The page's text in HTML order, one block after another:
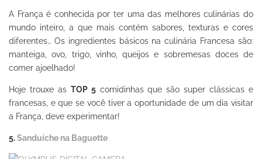
A França é conhecida por ter uma das melhores culinárias do
mundo inteiro, a que mais contém sabores, texturas e cores
diferentes… Os ingredientes básicos na culinária Francesa são:
manteiga, ovo, trigo, vinho, queijos e sobremesas doces de
comer ajoelhado!
Hoje trouxe as TOP 5comidinhas que são super clássicas e
francesas, e que se você tiver a oportunidade de um dia visitar
a França, deve experimentar!
5.Sanduíche na Baguette